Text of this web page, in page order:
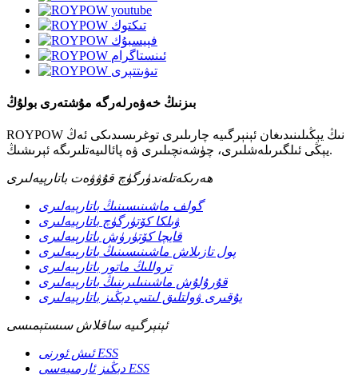
بىزنىڭ خەۋەرلەرگە مۇشتەرى بولۇڭ
ROYPOW نىڭ يېڭىلىنىدىغان ئېنېرگىيە چارىلىرى توغرىسىدىكى ئەڭ
يېڭى ئىلگىرىلەشلىرى، چۈشەنچىلىرى ۋە پائالىيەتلىرىگە ئېرىشىڭ.
ھەرىكەتلەندۈرگۈچ قۇۋۋەت باتارېيەلىرى
گولف ماشىنىسىنىڭ باتارېيەلىرى
ۋىلكا كۆتۈرگۈچ باتارېيەلىرى
قايچا كۆتۈرۈش باتارېيەلىرى
پول تازىلاش ماشىنىسىنىڭ باتارېيەلىرى
تروللىڭ ماتور باتارېيەلىرى
قۇرۇلۇش ماشىنىلىرىنىڭ باتارېيەلىرى
يۇقىرى ۋولتلىق لىتىي دېڭىز باتارېيەلىرى
ئېنېرگىيە ساقلاش سىستېمىسى
ئىش ئورنى ESS
دېڭىز ئارمىيەسى ESS